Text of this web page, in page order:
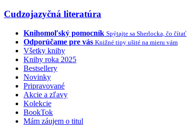
Cudzojazyčná literatúra
Knihomoľský pomocník Spýtajte sa Sherlocka, čo čítať
Odporúčame pre vás Knižné tipy ušité na mieru vám
Všetky knihy
Knihy roka 2025
Bestsellery
Novinky
Pripravované
Akcie a zľavy
Kolekcie
BookTok
Mám záujem o titul